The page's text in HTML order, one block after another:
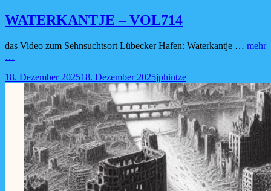
WATERKANTJE – VOL714
das Video zum Sehnsuchtsort Lübecker Hafen: Waterkantje … mehr
…
VOL714
Posted-
18. Dezember 202518. Dezember 2025By
line
Byline
jphintze